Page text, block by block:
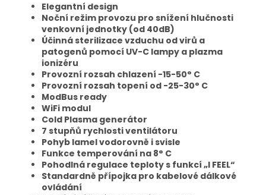
Elegantní design
Noční režim provozu pro snížení hlučnosti
venkovní jednotky (od 40dB)
Účinná sterilizace vzduchu od virů a
patogenů pomocí UV-C lampy a plazma
ionizéru
Provozní rozsah chlazení -15-50° C
Provozní rozsah topení od -25-30° C
ModBus ready
WiFi modul
Cold Plasma generátor
7 stupňů rychlosti ventilátoru
Pohyb lamel vodorovně i svisle
Funkce temperování na 8° C
Pohodlná regulace teploty s funkcí „I FEEL“
Standardně přípojka pro kabelové dálkové
ovládání